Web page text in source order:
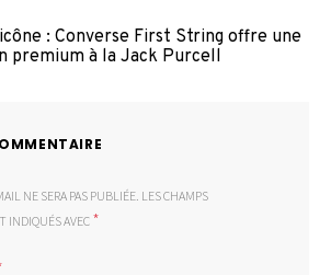
: Converse First String offre une
premium à la Jack Purcell
NE SERA PAS PUBLIÉE. LES CHAMPS
INDIQUÉS AVEC *